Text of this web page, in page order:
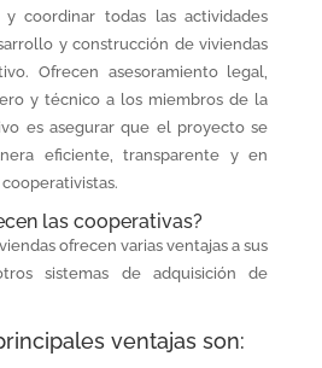
coordinar todas las actividades
y construcción de viviendas
Ofrecen asesoramiento legal,
y técnico a los miembros de la
es asegurar que el proyecto se
eficiente, transparente y en
las cooperativas?
ofrecen varias ventajas a sus
sistemas de adquisición de
ventajas son: